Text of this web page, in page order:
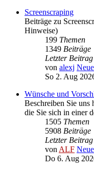
Screenscraping
Beiträge zu
Hinweise)
199 Themen
1349 Beiträge
Letzter Beitrag
von alexj
So 2. Aug
Wünsche und
Beschreiben Sie uns
die Sie sich in einer
1505 Themen
5908 Beiträge
Letzter Beitrag
vonALF
Do 6. Aug